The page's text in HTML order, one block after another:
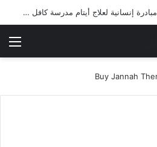
شرطة ميسان تلقي القبض على مطلقي العيارات النارية أثناء تشييع جنائزي في العمارة